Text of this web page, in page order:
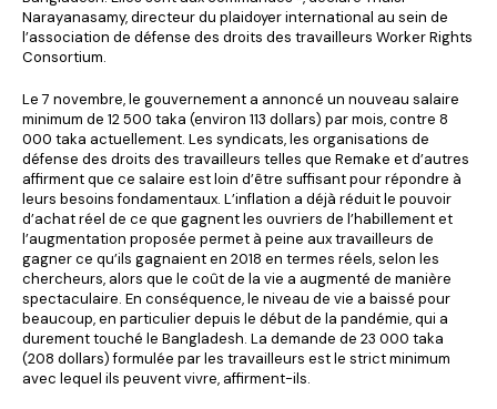
Narayanasamy, directeur du plaidoyer international au sein de
l’association de défense des droits des travailleurs Worker Rights
Consortium.
Le 7 novembre, le gouvernement a annoncé un nouveau salaire
minimum de 12 500 taka (environ 113 dollars) par mois, contre 8
000 taka actuellement. Les syndicats, les organisations de
défense des droits des travailleurs telles que Remake et d’autres
affirment que ce salaire est loin d’être suffisant pour répondre à
leurs besoins fondamentaux. L’inflation a déjà réduit le pouvoir
d’achat réel de ce que gagnent les ouvriers de l’habillement et
l’augmentation proposée permet à peine aux travailleurs de
gagner ce qu’ils gagnaient en 2018 en termes réels, selon les
chercheurs, alors que le coût de la vie a augmenté de manière
spectaculaire. En conséquence, le niveau de vie a baissé pour
beaucoup, en particulier depuis le début de la pandémie, qui a
durement touché le Bangladesh. La demande de 23 000 taka
(208 dollars) formulée par les travailleurs est le strict minimum
avec lequel ils peuvent vivre, affirment-ils.